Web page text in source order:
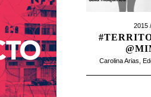
2015 /
Carolina Arias,